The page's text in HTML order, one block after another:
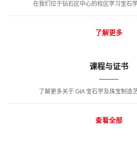
在我们位于钻石区中心的校区学习宝石
了解更多
课程与证书
了解更多关于 GIA 宝石学及珠宝制造
查看全部